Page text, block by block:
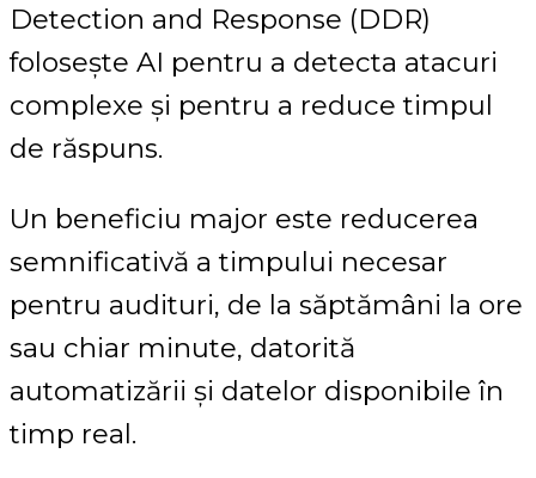
Detection and Response (DDR)
folosește AI pentru a detecta atacuri
complexe și pentru a reduce timpul
de răspuns.
Un beneficiu major este reducerea
semnificativă a timpului necesar
pentru audituri, de la săptămâni la ore
sau chiar minute, datorită
automatizării și datelor disponibile în
timp real.